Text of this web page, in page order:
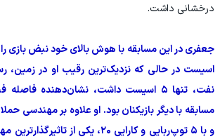
درخشانی داشت.
اسیست در حالی که نزدیک‌ترین رقیب او در زمین،
نفت، تنها ۵ اسیست داشت، نشان‌دهنده
و با ۵ توپ‌ربایی و کارایی ۲۰، یکی از